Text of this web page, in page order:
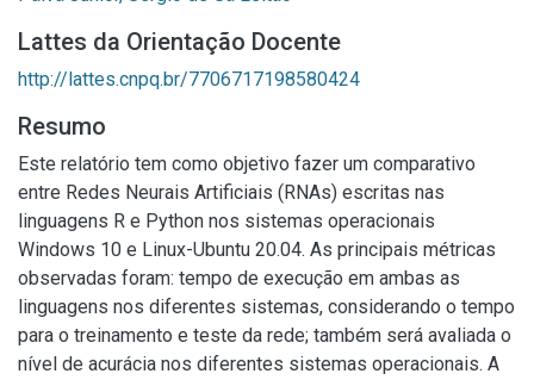
Lattes da Orientação Docente
http://lattes.cnpq.br/7706717198580424
Resumo
Este relatório tem como objetivo fazer um comparativo
entre Redes Neurais Artificiais (RNAs) escritas nas
linguagens R e Python nos sistemas operacionais
Windows 10 e Linux-Ubuntu 20.04. As principais métricas
observadas foram: tempo de execução em ambas as
linguagens nos diferentes sistemas, considerando o tempo
para o treinamento e teste da rede; também será avaliada o
nível de acurácia nos diferentes sistemas operacionais. A